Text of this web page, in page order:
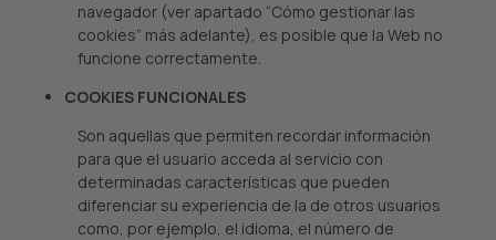
navegador (ver apartado “Cómo gestionar las
cookies” más adelante), es posible que la Web no
funcione correctamente.
COOKIES FUNCIONALES
Son aquellas que permiten recordar información
para que el usuario acceda al servicio con
determinadas características que pueden
diferenciar su experiencia de la de otros usuarios
como, por ejemplo, el idioma, el número de